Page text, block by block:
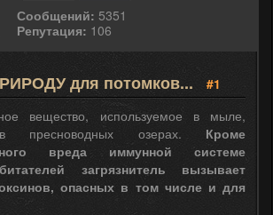
Сообщений: 5351
Репутация: 106
для потомков...
#1
вещество, используемое в мыле,
пресноводных озерах. Кроме
вреда иммунной системе
загрязнитель вызывает
опасных в том числе и для